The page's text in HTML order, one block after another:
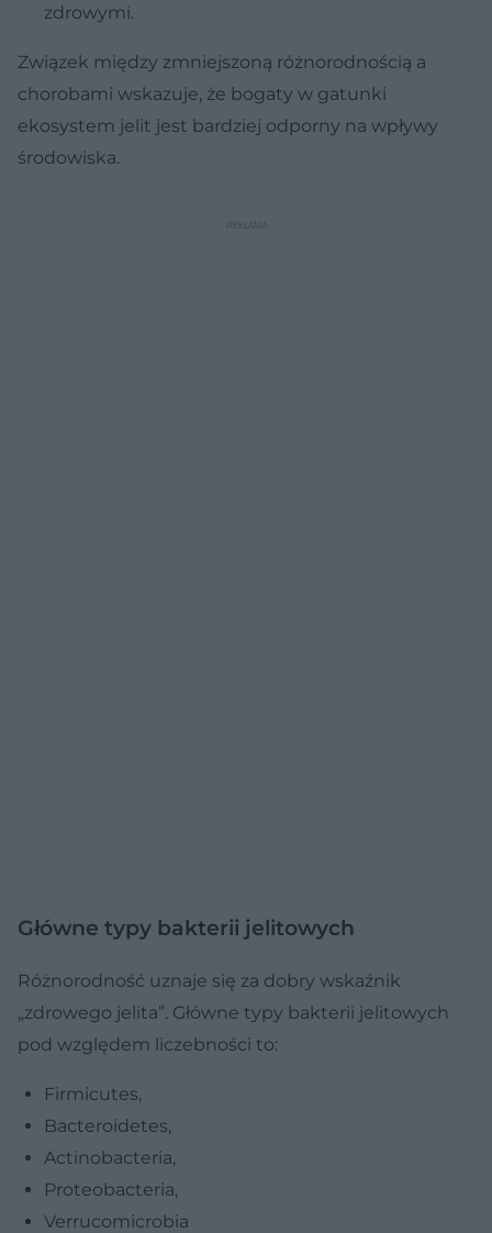
zdrowymi.
Związek między zmniejszoną różnorodnością a
chorobami wskazuje, że bogaty w gatunki
ekosystem jelit jest bardziej odporny na wpływy
środowiska.
Główne typy bakterii jelitowych
Różnorodność uznaje się za dobry wskaźnik
„zdrowego jelita”. Główne typy bakterii jelitowych
pod względem liczebności to:
Firmicutes,
Bacteroidetes,
Actinobacteria,
Proteobacteria,
Verrucomicrobia